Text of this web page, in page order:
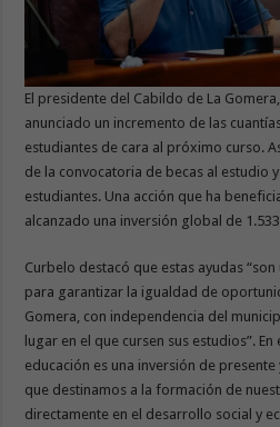
El presidente del Cabildo de La
anunciado un incremento de las
estudiantes de cara al próximo curso.
de la convocatoria de becas al estudio
estudiantes. Una acción que ha
alcanzado una inversión global de
Curbelo destacó que estas ayudas
para garantizar la igualdad de
Gomera, con independencia del
lugar en el que cursen sus estudios”.
educación es una inversión de
que destinamos a la formación de
directamente en el desarrollo social y